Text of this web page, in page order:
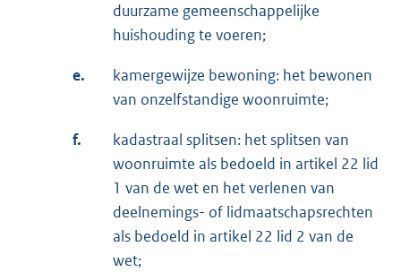
duurzame gemeenschappelijke
huishouding te voeren;
e.
kamergewijze bewoning: het bewonen
van onzelfstandige woonruimte;
f.
kadastraal splitsen: het splitsen van
woonruimte als bedoeld in artikel 22 lid
1 van de wet en het verlenen van
deelnemings- of lidmaatschapsrechten
als bedoeld in artikel 22 lid 2 van de
wet;